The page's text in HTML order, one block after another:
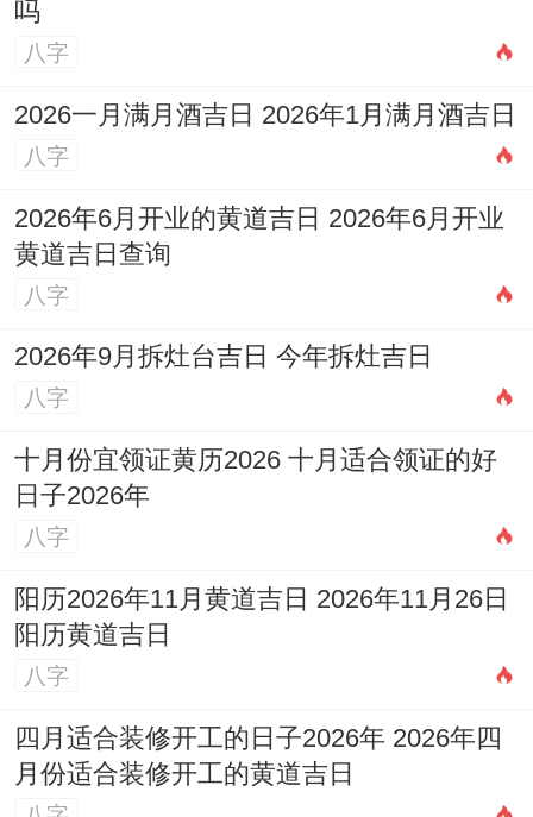
这些星座的牛脾气就像的两面,既是铠甲也是
软肋.同金牛相处要学会尊重他们的节奏，同
狮子打交道要给足面子,面对摩羯则得理解他
们的长远眼光！
你猜怎么着?
质?!
死磕到底,有人坚持原则不为利益折腰~这
些“不妥协”恰恰成为了社会的脊梁。
—毕竟世界得与事佬~也得那些敢同南墙硬
碰硬的“拆墙专家”.
吗
八字
2026一月满月酒吉日 2026年1月满月酒吉日
八字
2026年6月开业的黄道吉日 2026年6月开业
黄道吉日查询
八字
2026年9月拆灶台吉日 今年拆灶吉日
八字
十月份宜领证黄历2026 十月适合领证的好
日子2026年
八字
阳历2026年11月黄道吉日 2026年11月26日
阳历黄道吉日
八字
四月适合装修开工的日子2026年 2026年四
月份适合装修开工的黄道吉日